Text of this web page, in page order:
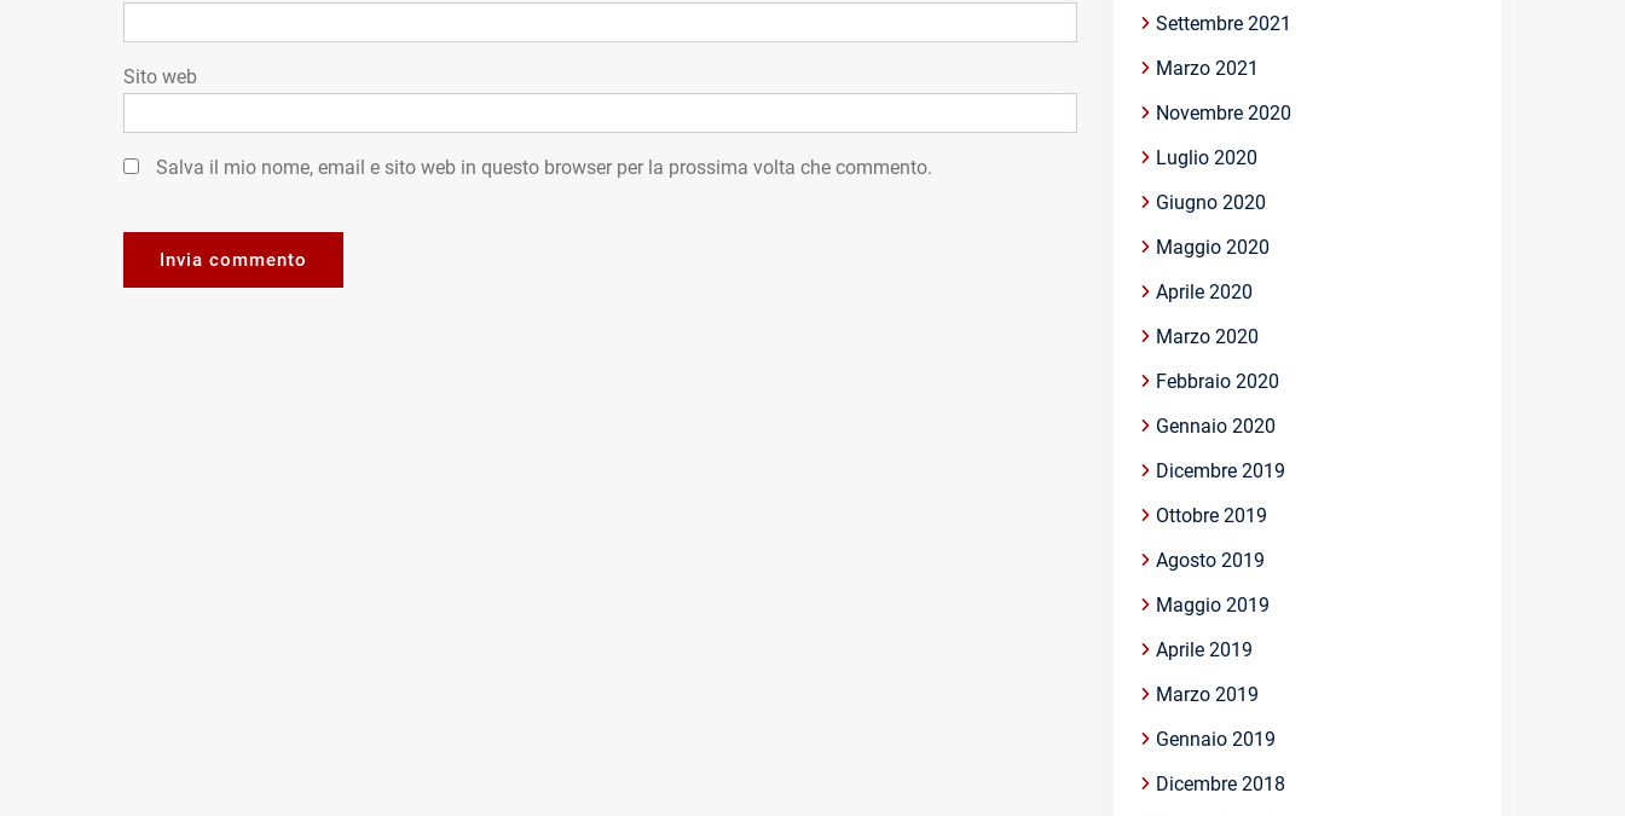
Sito web
Salva il mio nome, email e sito web in questo browser per la prossima volta che commento.
Settembre 2021
Marzo 2021
Novembre 2020
Luglio 2020
Giugno 2020
Maggio 2020
Aprile 2020
Marzo 2020
Febbraio 2020
Gennaio 2020
Dicembre 2019
Ottobre 2019
Agosto 2019
Maggio 2019
Aprile 2019
Marzo 2019
Gennaio 2019
Dicembre 2018